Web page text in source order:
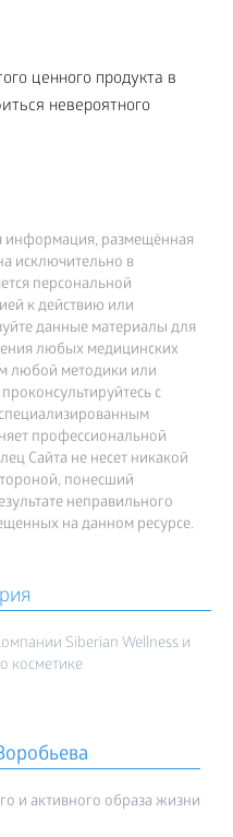
ценного продукта в
невероятного
информация, размещённая
исключительно в
персональной
к действию или
данные материалы для
любых медицинских
любой методики или
с
профессиональной
Сайта не несет никакой
понесший
неправильного
на данном ресурсе.
Siberian Wellness и
косметике
и активного образа жизни